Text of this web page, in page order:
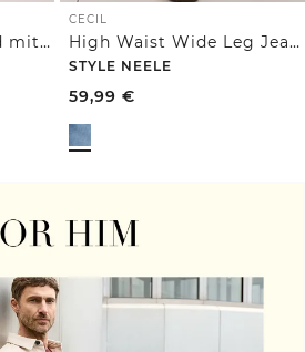
Knielanges Cordkleid mit Leo-Brusttasche
CECIL
High Waist Wide Leg Jeans im Loose Fit
STYLE NEELE
59,99 €